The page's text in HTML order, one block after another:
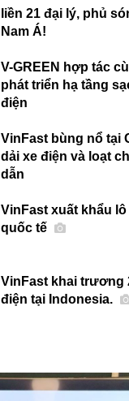
liền 21 đại lý, phủ
Nam Á!
V-GREEN hợp tác
phát triển hạ tầng
điện
VinFast bùng nổ tại
dải xe điện và loạt
dẫn
VinFast xuất khẩu
quốc tế
VinFast khai trương
điện tại Indonesia.